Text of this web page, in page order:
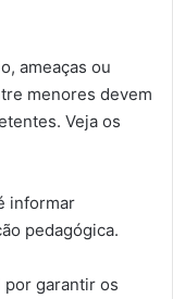
ameaças ou
menores devem
Veja os
informar
pedagógica.
por garantir os